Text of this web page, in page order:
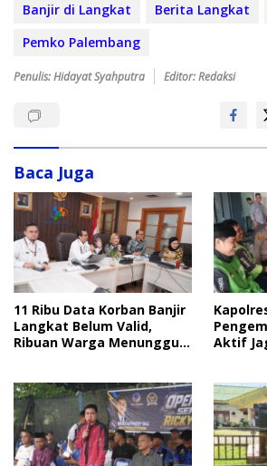
Banjir di Langkat Berita Langkat
Pemko Palembang
Penulis: Hidayat Syahputra Editor: Redaksi
Baca Juga
11 Ribu Data Korban Banjir
Langkat Belum Valid,
Ribuan Warga Menunggu
Aktif